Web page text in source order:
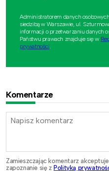
Administratorem danych
siedzibą w Warszawie, ul.
informacji o przetwarzaniu danych
Państwu prawach znajduje się w
prywatności.
Komentarze
Zamieszczając komentarz
zapoznanie się zPolityką